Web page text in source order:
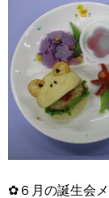
✿６月の誕生会